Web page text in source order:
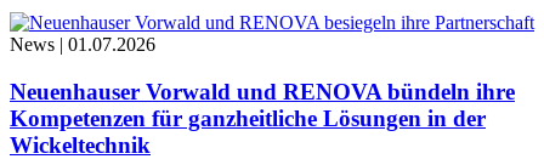
News | 01.07.2026
Neuenhauser Vorwald und RENOVA bündeln ihre
Kompetenzen für ganzheitliche Lösungen in der
Wickeltechnik